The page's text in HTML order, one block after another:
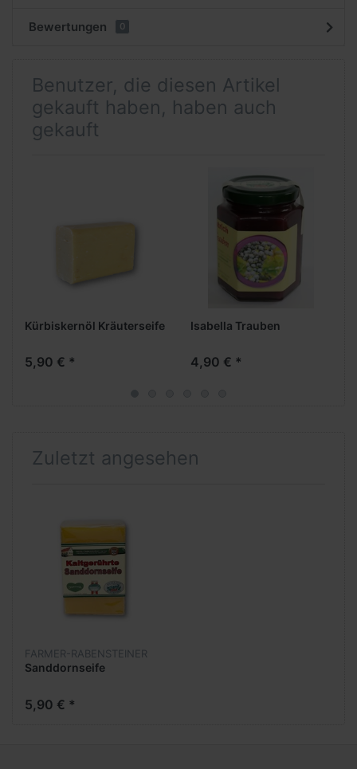
Bewertungen 0
Benutzer, die diesen Artikel
gekauft haben, haben auch
gekauft
Kürbiskernöl Kräuterseife
5,90 € *
Isabella Trauben
4,90 € *
Zuletzt angesehen
FARMER-RABENSTEINER
Sanddornseife
5,90 € *